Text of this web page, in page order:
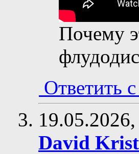
Почему
Ответить
19.05.2026,
David